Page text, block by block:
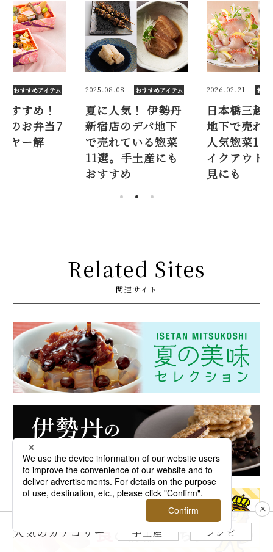
おすすめアイテム
！ 伊勢丹
デパ地下
いる惣菜
2026.02.21 おすすめアイテム
日本橋三越のデパ
地下で売れている
人気惣菜10選！ テ
イクアウトでお花
見にも
2026.01.30 おす
観劇におす
銀座三越の
選【バイヤ
説】
Related Sites
関連サイト
人気のカテゴリー 手土産 レシピ